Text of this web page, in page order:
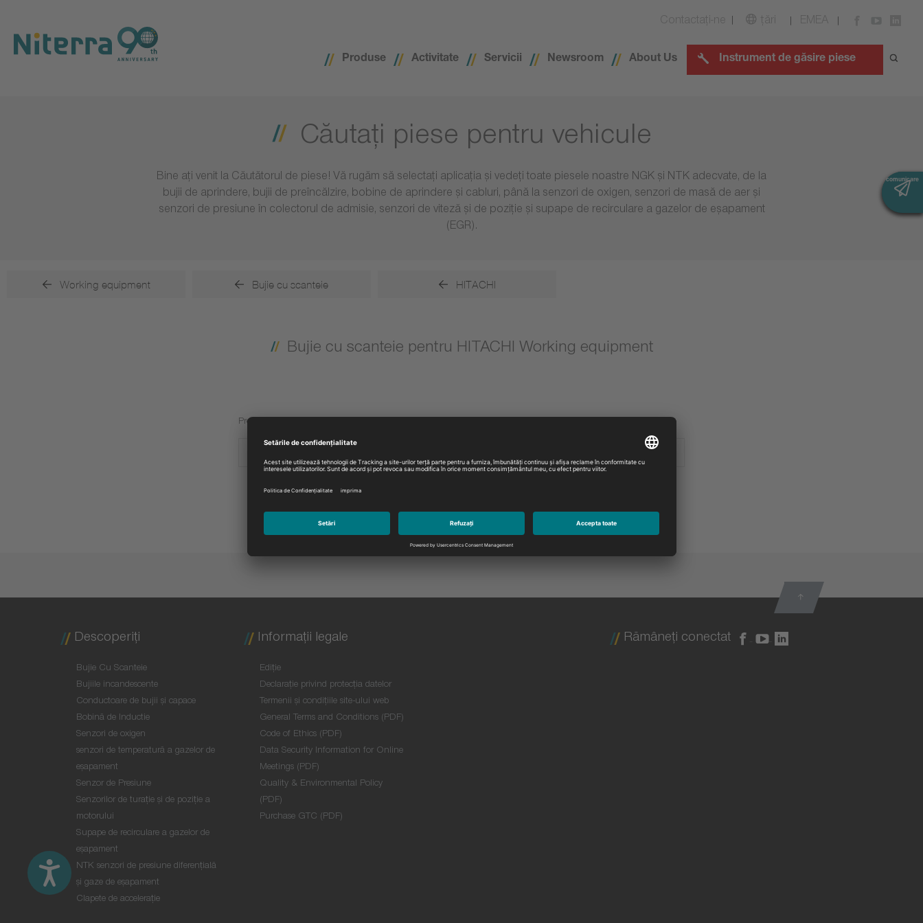
main
navigation
main
content
footer
Contactaţi-ne țări EMEA
Produse Activitate Servicii Newsroom About Us Instrument de găsire piese
Căutaţi piese pentru vehicule
Bine ați venit la Căutătorul de piese! Vă rugăm să selectați aplicația și vedeți toate piesele noastre NGK și NTK adecvate, de la
bujii de aprindere, bujii de preîncălzire, bobine de aprindere și cabluri, până la senzori de oxigen, senzori de masă de aer și
senzori de presiune în colectorul de admisie, senzori de viteză și de poziție și supape de recirculare a gazelor de eșapament
(EGR).
Working equipment Bujie cu scanteie HITACHI
Bujie cu scanteie pentru HITACHI Working equipment
Producător:
Descoperiţi
Bujie Cu Scanteie
Bujiile incandescente
Conductoare de bujii şi capace
Bobină de Inductie
Senzori de oxigen
senzori de temperatură a gazelor de
eşapament
Senzor de Presiune
Senzorilor de turație și de poziție a
motorului
Supape de recirculare a gazelor de
eșapament
NTK senzori de presiune diferențială
și gaze de eșapament
Clapete de accelerație
Informaţii legale
Ediţie
Declaraţie privind protecţia datelor
Termenii și condițiile site-ului web
General Terms and Conditions (PDF)
Code of Ethics (PDF)
Data Security Information for Online
Meetings (PDF)
Quality & Environmental Policy
(PDF)
Purchase GTC (PDF)
Rămâneţi conectat
comunicare
comunicare